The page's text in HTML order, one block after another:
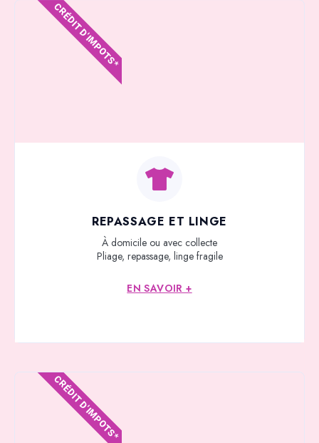
REPASSAGE ET LINGE
À domicile ou avec collecte
Pliage, repassage, linge fragile
EN SAVOIR +
CRÉDIT D'IMPOTS*
CRÉDIT D'IMPOTS*